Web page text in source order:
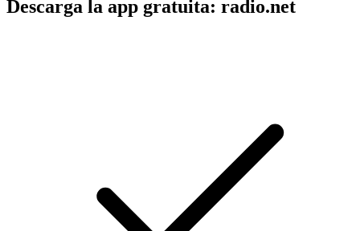
Descarga la app gratuita: radio.net